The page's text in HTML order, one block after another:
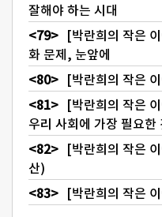
잘해야 하는 시대
[박란희의 작은
화 문제, 눈앞에
[박란희의 작은
[박란희의 작은
우리 사회에 가장 필요한
[박란희의 작은
산)
[박란희의 작은